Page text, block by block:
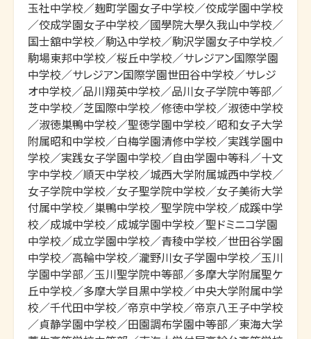
玉社中学校／麹町学園女子中学校／佼成学園中学校
／佼成学園女子中学校／國學院大學久我山中学校／
国士舘中学校／駒込中学校／駒沢学園女子中学校／
駒場東邦中学校／桜丘中学校／サレジアン国際学園
中学校／サレジアン国際学園世田谷中学校／サレジ
オ中学校／品川翔英中学校／品川女子学院中等部／
芝中学校／芝国際中学校／修徳中学校／淑徳中学校
／淑徳巣鴨中学校／聖徳学園中学校／昭和女子大学
附属昭和中学校／白梅学園清修中学校／実践学園中
学校／実践女子学園中学校／自由学園中等科／十文
字中学校／順天中学校／城西大学附属城西中学校／
女子学院中学校／女子聖学院中学校／女子美術大学
付属中学校／巣鴨中学校／聖学院中学校／成蹊中学
校／成城中学校／成城学園中学校／聖ドミニコ学園
中学校／成立学園中学校／青稜中学校／世田谷学園
中学校／高輪中学校／瀧野川女子学園中学校／玉川
学園中学部／玉川聖学院中等部／多摩大学附属聖ケ
丘中学校／多摩大学目黒中学校／中央大学附属中学
校／千代田中学校／帝京中学校／帝京八王子中学校
／貞静学園中学校／田園調布学園中等部／東海大学